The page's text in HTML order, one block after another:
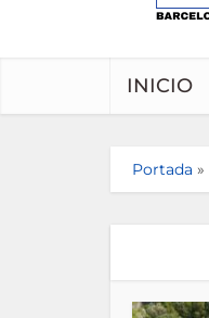
INICIO
Portada »